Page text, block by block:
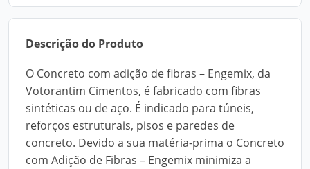
Descrição do Produto
O Concreto com adição de fibras – Engemix, da
Votorantim Cimentos, é fabricado com fibras
sintéticas ou de aço. É indicado para túneis,
reforços estruturais, pisos e paredes de
concreto. Devido a sua matéria-prima o Concreto
com Adição de Fibras – Engemix minimiza a